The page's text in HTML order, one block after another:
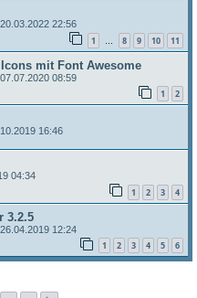
20.03.2022 22:56
1 8 9 10 11
mit Font Awesome
07.07.2020 08:59
1 2
16:46
04:34
1 2 3 4
3.2.5
26.04.2019 12:24
1 2 3 4 5 6